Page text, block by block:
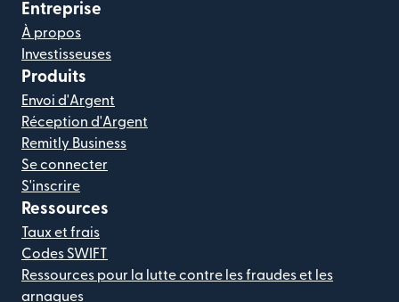
Entreprise
À propos
Investisseuses
Produits
Envoi d'Argent
Réception d'Argent
Remitly Business
Se connecter
S'inscrire
Ressources
Taux et frais
Codes SWIFT
Ressources pour la lutte contre les fraudes et les
arnaques